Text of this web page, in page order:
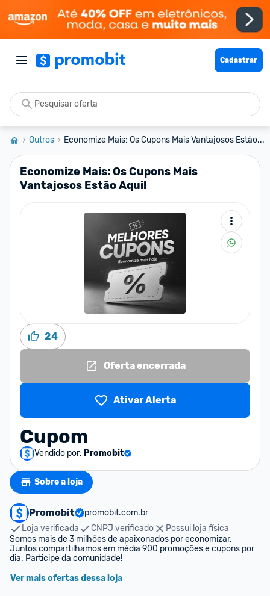
Cadastrar
Outros Economize Mais: Os Cupons Mais Vantajosos Estão...
Economize Mais: Os Cupons Mais
Vantajosos Estão Aqui!
24
Oferta encerrada
Ativar Alerta
Cupom
Vendido por: Promobit
Sobre a loja
Promobit
promobit.com.br
Loja verificada
CNPJ verificado
Possui loja física
Somos mais de 3 milhões de apaixonados por economizar.
Juntos compartilhamos em média 900 promoções e cupons por
dia. Participe da comunidade!
Ver mais ofertas dessa loja